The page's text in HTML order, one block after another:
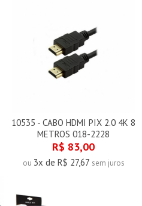
10535 - CABO HDMI PIX 2.0 4K 8
METROS 018-2228
R$ 83,00
ou 3x de R$ 27,67 sem juros